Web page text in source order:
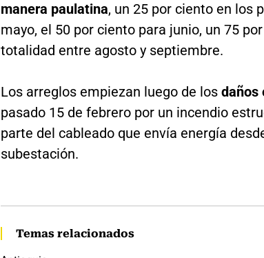
manera paulatina, un 25 por ciento en los
mayo, el 50 por ciento para junio, un 75
totalidad entre agosto y septiembre.
Los arreglos empiezan luego de los daños
pasado 15 de febrero por un incendio
parte del cableado que envía energía
subestación.
Temas relacionados